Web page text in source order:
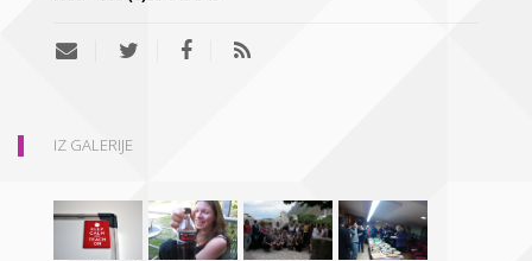
IZ GALERIJE